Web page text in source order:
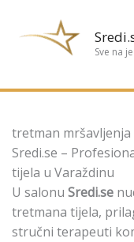
Sve na
tretman mršavljenja
Sredi.se –
tijela u Varaždinu
U salonu Sredi.se
tretmana tijela,
stručni terapeuti